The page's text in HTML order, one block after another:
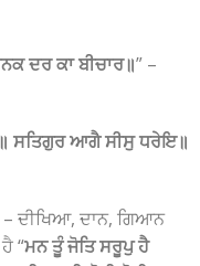
ਦਰ ਕਾ ਬੀਚਾਰ॥” –
ਸਤਿਗੁਰ ਆਗੈ ਸੀਸੁ ਧਰੇਇ॥
– ਦੀਖਿਆ, ਦਾਨ, ਗਿਆਨ
“ਮਨ ਤੂੰ ਜੋਤਿ ਸਰੂਪੁ ਹੈ